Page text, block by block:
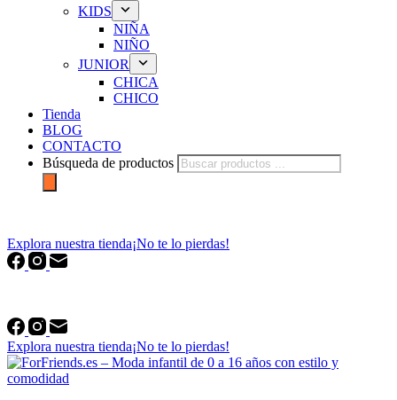
KIDS
NIÑA
NIÑO
JUNIOR
CHICA
CHICO
Tienda
BLOG
CONTACTO
Búsqueda de productos
Explora nuestra tienda¡No te lo pierdas!
Explora nuestra tienda¡No te lo pierdas!